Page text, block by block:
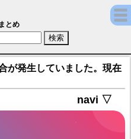
谷大介)【百花ランブル
とめ
が発生していました。現在
navi ▽